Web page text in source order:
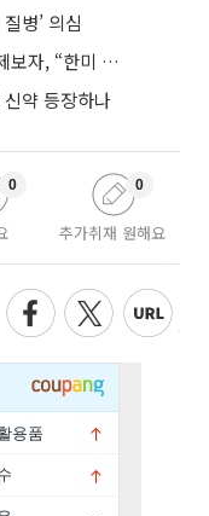
병’ 의심
한미약품 송영숙 회장 법인카드 의혹 제보자, “한미 잘 되기 바라는 마음”
약 등장하나
0
추가취재 원해요
0